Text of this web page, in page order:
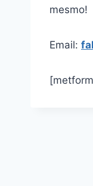
mesmo!
Email: